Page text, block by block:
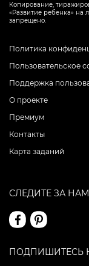
Копирование,
«Развитие ребенка»
запрещено.
Политика
Пользовательское
Поддержка
О проекте
Премиум
Контакты
Карта заданий
СЛЕДИТЕ ЗА
ПОДПИШИТЕСЬ